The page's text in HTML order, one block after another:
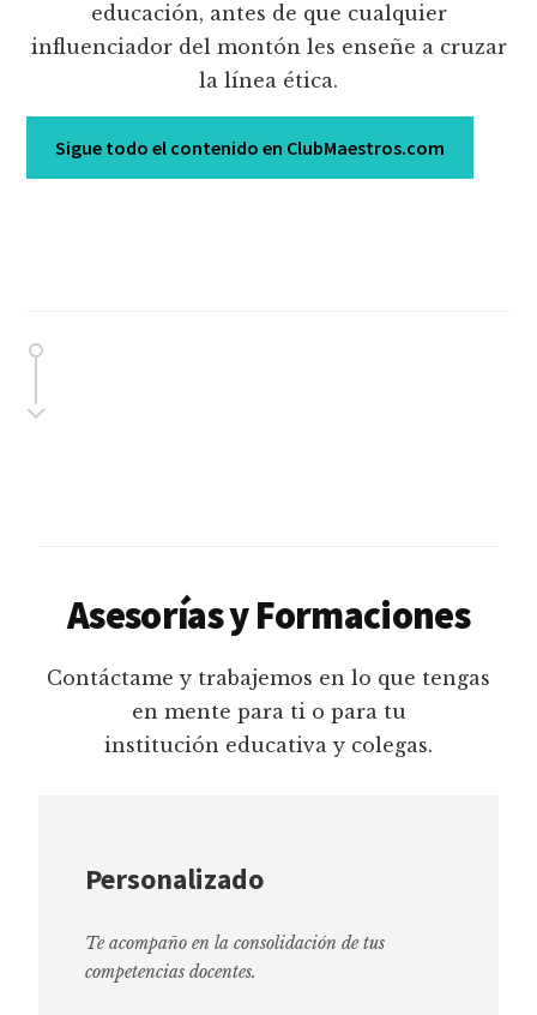
educación, antes de que cualquier
influenciador del montón les enseñe a cruzar
la línea ética.
Sigue todo el contenido en ClubMaestros.com
Asesorías y Formaciones
Contáctame y trabajemos en lo que tengas
en mente para ti o para tu
institución educativa y colegas.
Personalizado
Te acompaño en la consolidación de tus
competencias docentes.